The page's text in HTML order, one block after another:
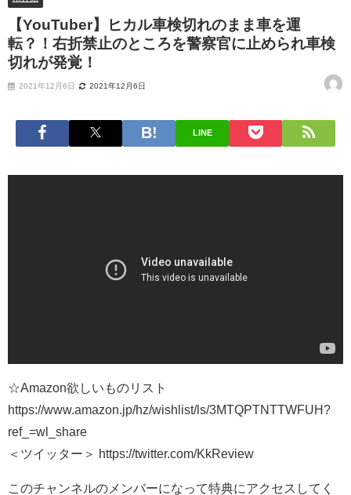
【YouTuber】ヒカル車検切れのまま車を運
転？！右折禁止のところを警察官に止められ車検
切れが発覚！
2021年12月6日 2021年12月6日
LINE
☆Amazon欲しいものリスト
https://www.amazon.jp/hz/wishlist/ls/3MTQPTNTTWFUH?
ref_=wl_share
＜ツイッター＞ https://twitter.com/KkReview
このチャンネルのメンバーになって特典にアクセスしてく